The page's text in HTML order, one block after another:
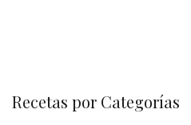
Recetas por Categorías